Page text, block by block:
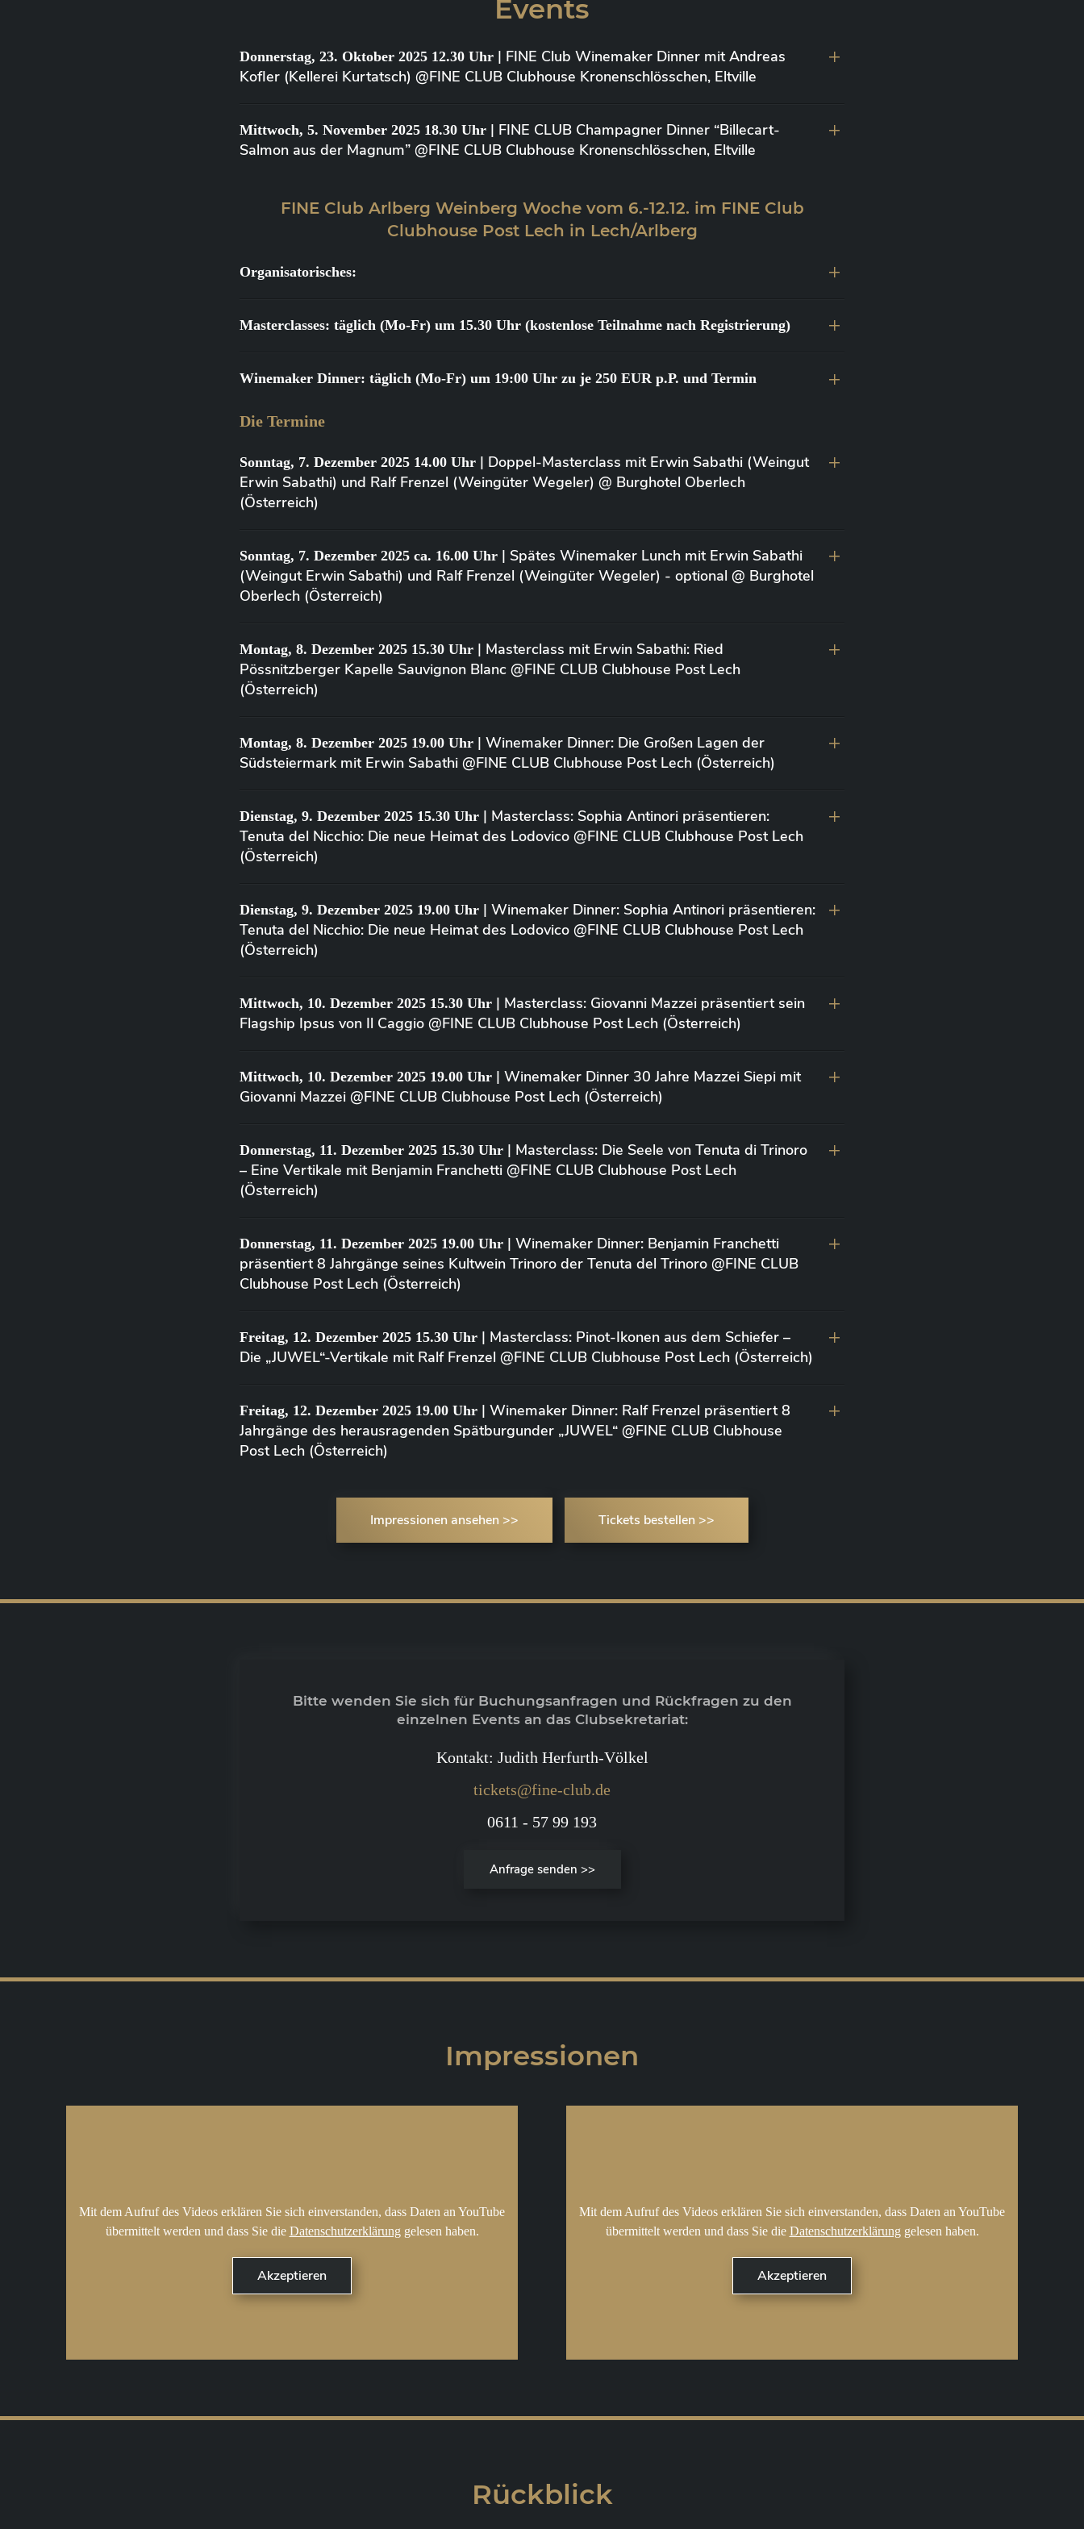
Events
Donnerstag, 23. Oktober 2025 12.30 Uhr | FINE Club Winemaker Dinner mit Andreas
Kofler (Kellerei Kurtatsch) @FINE CLUB Clubhouse Kronenschlösschen, Eltville
Mittwoch, 5. November 2025 18.30 Uhr | FINE CLUB Champagner Dinner “Billecart-
Salmon aus der Magnum” @FINE CLUB Clubhouse Kronenschlösschen, Eltville
FINE Club Arlberg Weinberg Woche vom 6.-12.12. im FINE Club
Clubhouse Post Lech in Lech/Arlberg
Organisatorisches:
Masterclasses: täglich (Mo-Fr) um 15.30 Uhr (kostenlose Teilnahme nach Registrierung)
Winemaker Dinner: täglich (Mo-Fr) um 19:00 Uhr zu je 250 EUR p.P. und Termin
Die Termine
Sonntag, 7. Dezember 2025 14.00 Uhr | Doppel-Masterclass mit Erwin Sabathi (Weingut
Erwin Sabathi) und Ralf Frenzel (Weingüter Wegeler) @ Burghotel Oberlech
(Österreich)
Sonntag, 7. Dezember 2025 ca. 16.00 Uhr | Spätes Winemaker Lunch mit Erwin Sabathi
(Weingut Erwin Sabathi) und Ralf Frenzel (Weingüter Wegeler) - optional @ Burghotel
Oberlech (Österreich)
Montag, 8. Dezember 2025 15.30 Uhr | Masterclass mit Erwin Sabathi: Ried
Pössnitzberger Kapelle Sauvignon Blanc @FINE CLUB Clubhouse Post Lech
(Österreich)
Montag, 8. Dezember 2025 19.00 Uhr | Winemaker Dinner: Die Großen Lagen der
Südsteiermark mit Erwin Sabathi @FINE CLUB Clubhouse Post Lech (Österreich)
Dienstag, 9. Dezember 2025 15.30 Uhr | Masterclass: Sophia Antinori präsentieren:
Tenuta del Nicchio: Die neue Heimat des Lodovico @FINE CLUB Clubhouse Post Lech
(Österreich)
Dienstag, 9. Dezember 2025 19.00 Uhr | Winemaker Dinner: Sophia Antinori präsentieren:
Tenuta del Nicchio: Die neue Heimat des Lodovico @FINE CLUB Clubhouse Post Lech
(Österreich)
Mittwoch, 10. Dezember 2025 15.30 Uhr | Masterclass: Giovanni Mazzei präsentiert sein
Flagship Ipsus von Il Caggio @FINE CLUB Clubhouse Post Lech (Österreich)
Mittwoch, 10. Dezember 2025 19.00 Uhr | Winemaker Dinner 30 Jahre Mazzei Siepi mit
Giovanni Mazzei @FINE CLUB Clubhouse Post Lech (Österreich)
Donnerstag, 11. Dezember 2025 15.30 Uhr | Masterclass: Die Seele von Tenuta di Trinoro
– Eine Vertikale mit Benjamin Franchetti @FINE CLUB Clubhouse Post Lech
(Österreich)
Donnerstag, 11. Dezember 2025 19.00 Uhr | Winemaker Dinner: Benjamin Franchetti
präsentiert 8 Jahrgänge seines Kultwein Trinoro der Tenuta del Trinoro @FINE CLUB
Clubhouse Post Lech (Österreich)
Freitag, 12. Dezember 2025 15.30 Uhr | Masterclass: Pinot-Ikonen aus dem Schiefer –
Die „JUWEL“-Vertikale mit Ralf Frenzel @FINE CLUB Clubhouse Post Lech (Österreich)
Freitag, 12. Dezember 2025 19.00 Uhr | Winemaker Dinner: Ralf Frenzel präsentiert 8
Jahrgänge des herausragenden Spätburgunder „JUWEL“ @FINE CLUB Clubhouse
Post Lech (Österreich)
Impressionen ansehen >> Tickets bestellen >>
Bitte wenden Sie sich für Buchungsanfragen und Rückfragen zu den
einzelnen Events an das Clubsekretariat:
Kontakt: Judith Herfurth-Völkel
tickets@fine-club.de
0611 - 57 99 193
Anfrage senden >>
Impressionen
Mit dem Aufruf des Videos erklären Sie sich einverstanden, dass Daten an YouTube
übermittelt werden und dass Sie die Datenschutzerklärung gelesen haben.
Mit dem Aufruf des Videos erklären Sie sich einverstanden, dass Daten an YouTube
übermittelt werden und dass Sie die Datenschutzerklärung gelesen haben.
Rückblick